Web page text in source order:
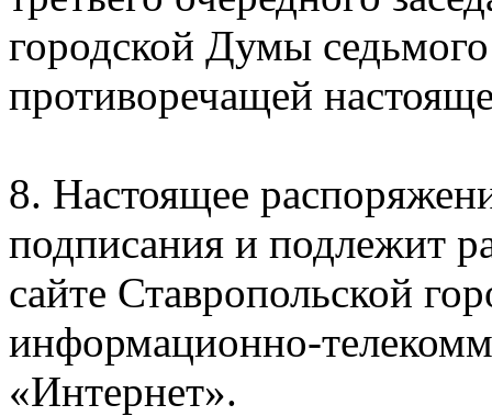
городской Думы седьмого
противоречащей
8. Настоящее
подписания и подлежит
сайте Ставропольской
информационно-
«Интернет».